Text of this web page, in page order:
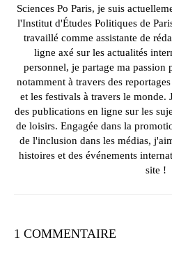
Sciences Po Paris, je suis
l'Institut d'Études Politiques de
travaillé comme assistante de
ligne axé sur les actualités
personnel, je partage ma passion
notamment à travers des
et les festivals à travers le monde.
des publications en ligne sur les
de loisirs. Engagée dans la
de l'inclusion dans les médias,
histoires et des événements
site !
1 COMMENTAIRE